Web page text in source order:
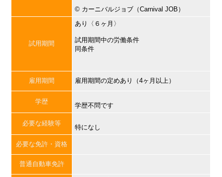
©︎ カーニバルジョブ（Carnival JOB）
試用期間
あり〈６ヶ月〉
試用期間中の労働条件
同条件
雇用期間 雇用期間の定めあり（4ヶ月以上）
学歴
学歴不問です
必要な経験等
特になし
必要な免許・資格
普通自動車免許